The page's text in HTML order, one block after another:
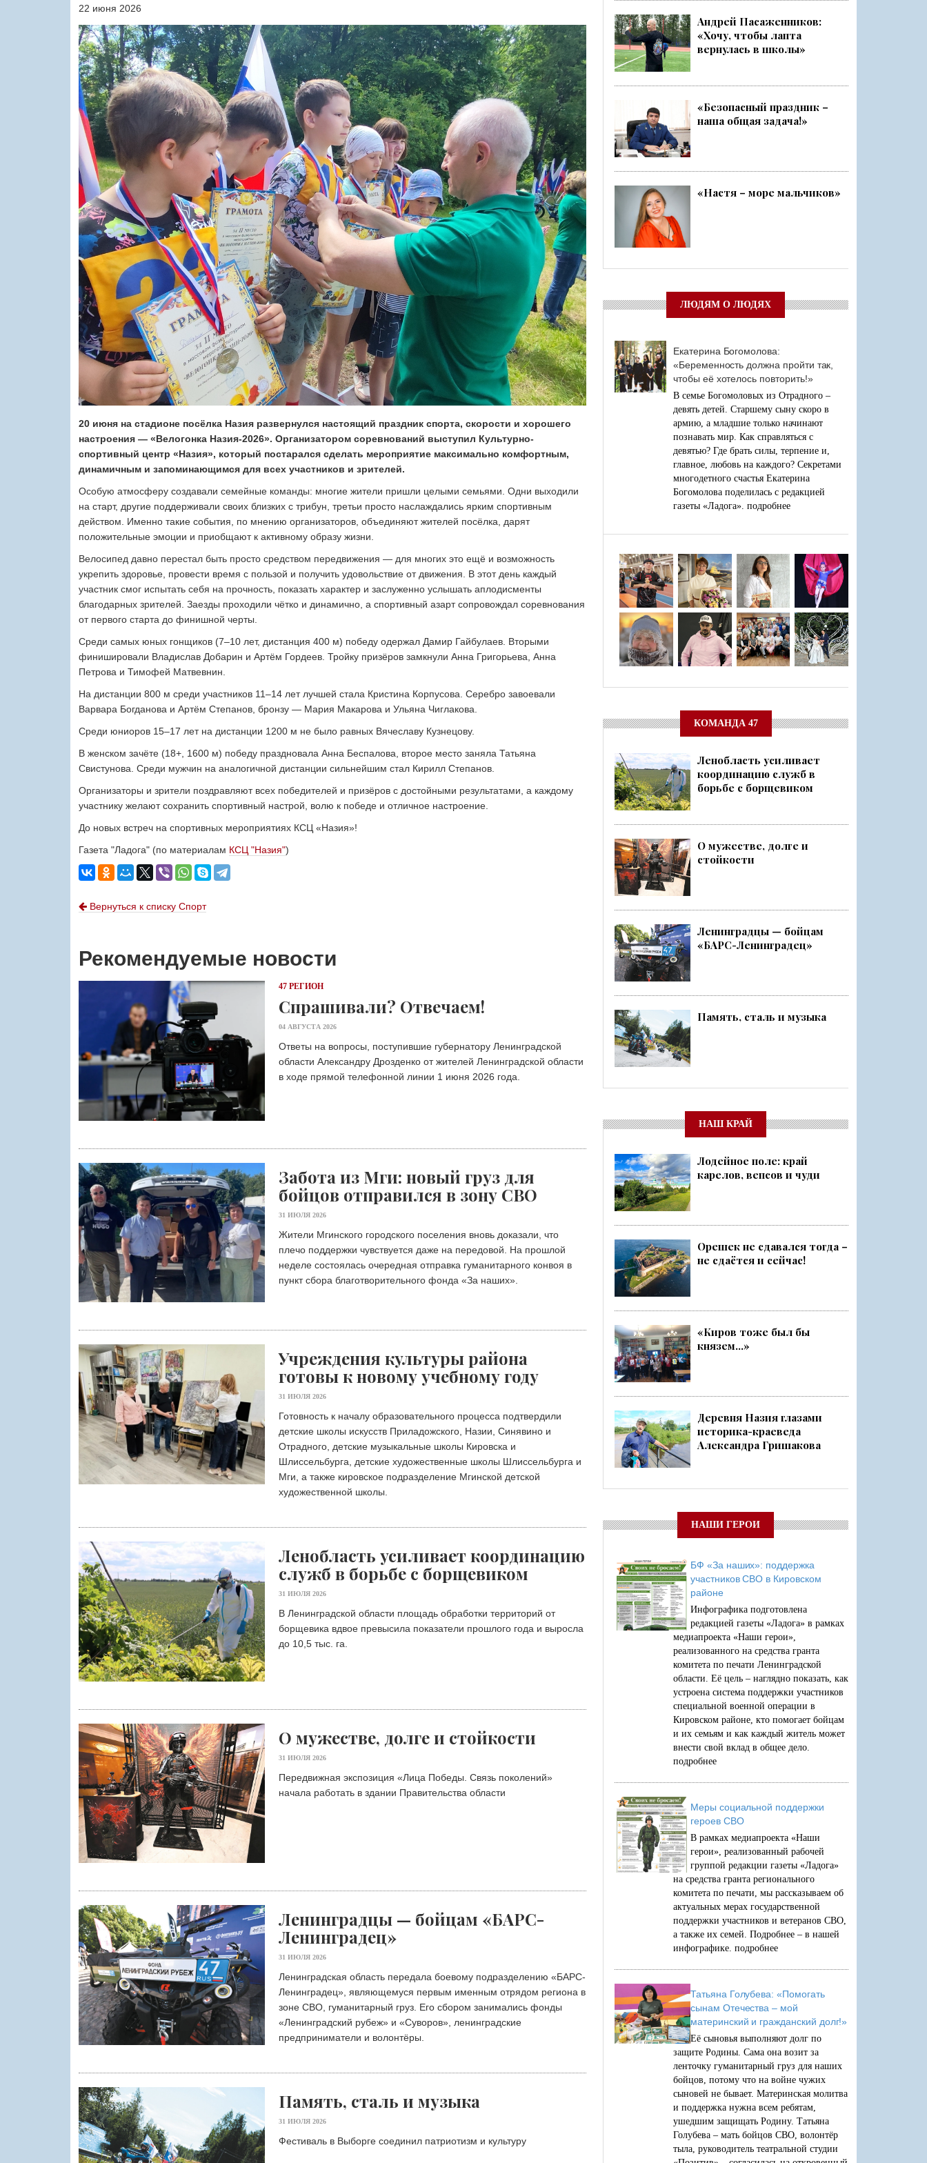
Особенный спортивно-туристский слёт
29 ИЮЛЯ 2026
ОБЩЕСТВО
Юлия Бахир в составе сборной Ленобласти стала серебряным ...
27 ИЮЛЯ 2026
ОБЩЕСТВО
Трудовой отряд: делаем город чище, а себя — каждый раз ещ...
27 ИЮЛЯ 2026
ОБЩЕСТВО
Новоселье в поселке Синявино
24 ИЮЛЯ 2026
ОБЩЕСТВО
Скоро в школу!
24 ИЮЛЯ 2026
ОБЩЕСТВО
Спрашивали? Отвечаем!
04 АВГУСТА 2026
22 июня 2026
20 июня на стадионе посёлка Назия развернулся настоящий праздник спорта, скорости и хорошего
настроения — «Велогонка Назия-2026». Организатором соревнований выступил Культурно-
спортивный центр «Назия», который постарался сделать мероприятие максимально комфортным,
динамичным и запоминающимся для всех участников и зрителей.
Особую атмосферу создавали семейные команды: многие жители пришли целыми семьями. Одни выходили
на старт, другие поддерживали своих близких с трибун, третьи просто наслаждались ярким спортивным
действом. Именно такие события, по мнению организаторов, объединяют жителей посёлка, дарят
положительные эмоции и приобщают к активному образу жизни.
Велосипед давно перестал быть просто средством передвижения — для многих это ещё и возможность
укрепить здоровье, провести время с пользой и получить удовольствие от движения. В этот день каждый
участник смог испытать себя на прочность, показать характер и заслуженно услышать аплодисменты
благодарных зрителей. Заезды проходили чётко и динамично, а спортивный азарт сопровождал соревнования
от первого старта до финишной черты.
Среди самых юных гонщиков (7–10 лет, дистанция 400 м) победу одержал Дамир Гайбулаев. Вторыми
финишировали Владислав Добарин и Артём Гордеев. Тройку призёров замкнули Анна Григорьева, Анна
Петрова и Тимофей Матвевнин.
На дистанции 800 м среди участников 11–14 лет лучшей стала Кристина Корпусова. Серебро завоевали
Варвара Богданова и Артём Степанов, бронзу — Мария Макарова и Ульяна Чиглакова.
Среди юниоров 15–17 лет на дистанции 1200 м не было равных Вячеславу Кузнецову.
В женском зачёте (18+, 1600 м) победу праздновала Анна Беспалова, второе место заняла Татьяна
Свистунова. Среди мужчин на аналогичной дистанции сильнейшим стал Кирилл Степанов.
Организаторы и зрители поздравляют всех победителей и призёров с достойными результатами, а каждому
участнику желают сохранить спортивный настрой, волю к победе и отличное настроение.
До новых встреч на спортивных мероприятиях КСЦ «Назия»!
Газета "Ладога" (по материалам КСЦ "Назия")
Вернуться к списку Спорт
Рекомендуемые новости
47 РЕГИОН
Спрашивали? Отвечаем!
04 АВГУСТА 2026
Ответы на вопросы, поступившие губернатору Ленинградской
области Александру Дрозденко от жителей Ленинградской области
в ходе прямой телефонной линии 1 июня 2026 года.
Забота из Мги: новый груз для
бойцов отправился в зону СВО
31 ИЮЛЯ 2026
Жители Мгинского городского поселения вновь доказали, что
плечо поддержки чувствуется даже на передовой. На прошлой
неделе состоялась очередная отправка гуманитарного конвоя в
пункт сбора благотворительного фонда «Зa наших».
Учреждения культуры района
готовы к новому учебному году
31 ИЮЛЯ 2026
Готовность к началу образовательного процесса подтвердили
детские школы искусств Приладожского, Назии, Синявино и
Отрадного, детские музыкальные школы Кировска и
Шлиссельбурга, детские художественные школы Шлиссельбурга и
Мги, а также кировское подразделение Мгинской детской
художественной школы.
Ленобласть усиливает координацию
служб в борьбе с борщевиком
31 ИЮЛЯ 2026
В Ленинградской области площадь обработки территорий от
борщевика вдвое превысила показатели прошлого года и выросла
до 10,5 тыс. га.
О мужестве, долге и стойкости
31 ИЮЛЯ 2026
Передвижная экспозиция «Лица Победы. Связь поколений»
начала работать в здании Правительства области
Ленинградцы — бойцам «БАРС-
Ленинградец»
31 ИЮЛЯ 2026
Ленинградская область передала боевому подразделению «БАРС-
Ленинградец», являющемуся первым именным отрядом региона в
зоне СВО, гуманитарный груз. Его сбором занимались фонды
«Ленинградский рубеж» и «Суворов», ленинградские
предприниматели и волонтёры.
Память, сталь и музыка
31 ИЮЛЯ 2026
Фестиваль в Выборге соединил патриотизм и культуру
Андрей Пасаженников:
«Хочу, чтобы лапта
вернулась в школы»
«Безопасный праздник –
наша общая задача!»
«Настя – море мальчиков»
ЛЮДЯМ О ЛЮДЯХ
Екатерина Богомолова:
«Беременность должна пройти так,
чтобы её хотелось повторить!»
В семье Богомоловых из Отрадного –
девять детей. Старшему сыну скоро в
армию, а младшие только начинают
познавать мир. Как справляться с
девятью? Где брать силы, терпение и,
главное, любовь на каждого? Секретами
многодетного счастья Екатерина
Богомолова поделилась с редакцией
газеты «Ладога». подробнее
КОМАНДА 47
Ленобласть усиливает
координацию служб в
борьбе с борщевиком
О мужестве, долге и
стойкости
Ленинградцы — бойцам
«БАРС-Ленинградец»
Память, сталь и музыка
НАШ КРАЙ
Лодейное поле: край
карелов, вепсов и чуди
Орешек не сдавался тогда –
не сдаётся и сейчас!
«Киров тоже был бы
князем...»
Деревня Назия глазами
историка-краеведа
Александра Гришакова
НАШИ ГЕРОИ
БФ «За наших»: поддержка
участников СВО в Кировском
районе
Инфографика подготовлена
редакцией газеты «Ладога» в рамках
медиапроекта «Наши герои»,
реализованного на средства гранта
комитета по печати Ленинградской
области. Её цель – наглядно показать, как
устроена система поддержки участников
специальной военной операции в
Кировском районе, кто помогает бойцам
и их семьям и как каждый житель может
внести свой вклад в общее дело.
подробнее
Меры социальной поддержки
героев СВО
В рамках медиапроекта «Наши
герои», реализованный рабочей
группой редакции газеты «Ладога»
на средства гранта регионального
комитета по печати, мы рассказываем об
актуальных мерах государственной
поддержки участников и ветеранов СВО,
а также их семей. Подробнее – в нашей
инфографике. подробнее
Татьяна Голубева: «Помогать
сынам Отечества – мой
материнский и гражданский долг!»
Её сыновья выполняют долг по
защите Родины. Сама она возит за
ленточку гуманитарный груз для наших
бойцов, потому что на войне чужих
сыновей не бывает. Материнская молитва
и поддержка нужна всем ребятам,
ушедшим защищать Родину. Татьяна
Голубева – мать бойцов СВО, волонтёр
тыла, руководитель театральной студии